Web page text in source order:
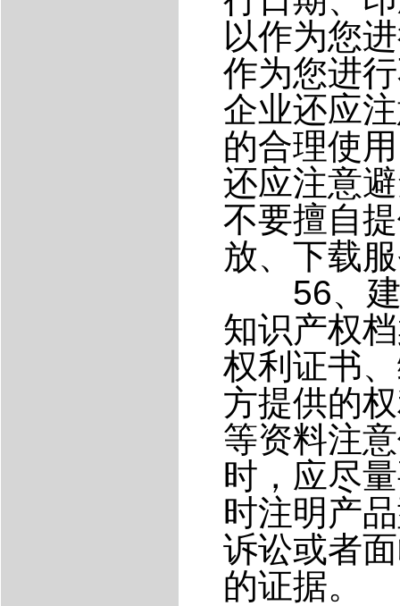
以作为您
作为您进
企业还应
的合理使
还应注意
不要擅自
放、下载
56、建
知识产权
权利证书
方提供的
等资料注
时，应尽
时注明产
诉讼或者
的证据。